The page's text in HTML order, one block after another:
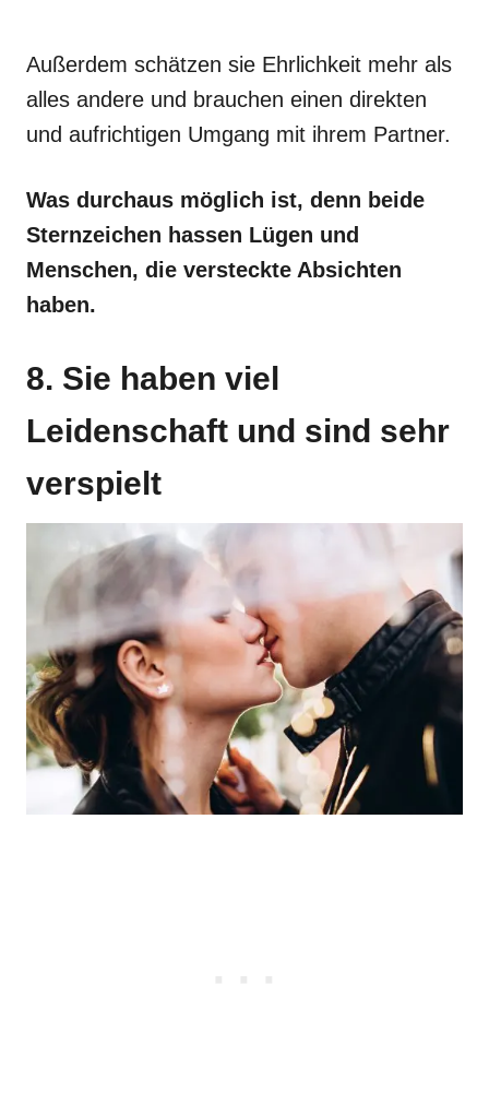
Außerdem schätzen sie Ehrlichkeit mehr als
alles andere und brauchen einen direkten
und aufrichtigen Umgang mit ihrem Partner.
Was durchaus möglich ist, denn beide
Sternzeichen hassen Lügen und
Menschen, die versteckte Absichten
haben.
8. Sie haben viel
Leidenschaft und sind sehr
verspielt